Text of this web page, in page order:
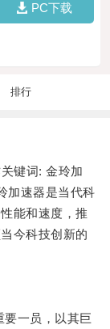
PC下载
排行
键词: 金玲加
加速器是当代科
能和速度，推
今科技创新的
一员，以其巨